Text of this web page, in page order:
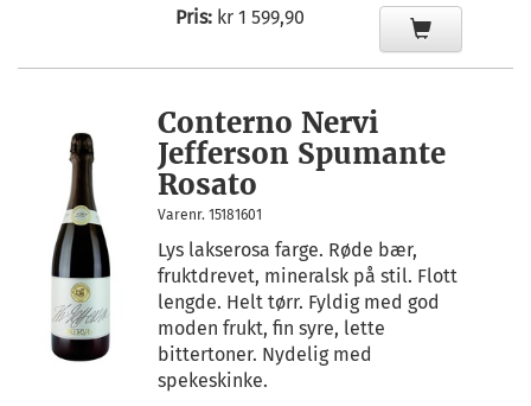
Pris: kr 1 599,90
Conterno Nervi
Jefferson Spumante
Rosato
Varenr. 15181601
Lys lakserosa farge. Røde bær,
fruktdrevet, mineralsk på stil. Flott
lengde. Helt tørr. Fyldig med god
moden frukt, fin syre, lette
bittertoner. Nydelig med
spekeskinke.